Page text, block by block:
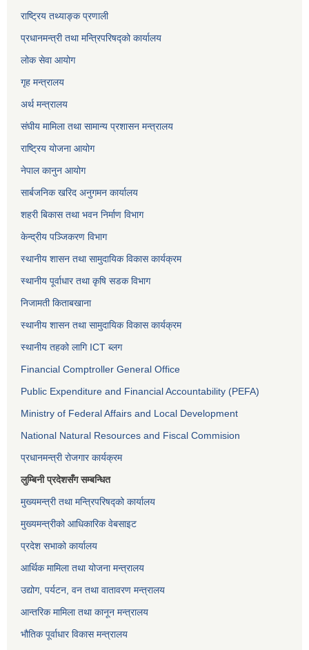
राष्ट्रिय तथ्याङ्क प्रणाली
प्रधानमन्त्री तथा मन्त्रिपरिषद्को कार्यालय
लोक सेवाआयोग
गृह मन्त्रालय
अर्थ मन्त्रालय
संघीय मामिला तथा सामान्य प्रशासन मन्त्रालय
राष्ट्रिय योजना आयोग
नेपाल कानुन आयोग
सार्बजनिक खरिद अनुगमन कार्यालय
शहरी बिकास तथा भवन निर्माण विभाग
केन्द्रीय पञ्जिकरण विभाग
स्थानीय शासन तथा सामुदायिक विकास कार्यक्रम
स्थानीय पूर्वाधार तथा कृषि सडक विभाग
निजामती किताबखाना
स्थानीय शासन तथा सामुदायिक विकास कार्यक्रम
स्थानीय तहको लागि ICT ब्लग
Financial Comptroller General Office
Public Expenditure and Financial Accountability (PEFA)
Ministry of Federal Affairs and Local Development
National Natural Resources and Fiscal Commision
प्रधानमन्त्री रोजगार कार्यक्रम
लुम्बिनी प्रदेशसँग सम्बन्धित
मुख्यमन्त्री तथा मन्त्रिपरिषद्को कार्यालय
मुख्यमन्त्रीको आधिकारिक वेबसाइट
प्रदेश सभाको कार्यालय
आर्थिक मामिला तथा योजना मन्त्रालय
उद्योग, पर्यटन, वन तथा वातावरण मन्त्रालय
आन्तरिक मामिला तथा कानून मन्त्रालय
भौतिक पूर्वाधार विकास मन्त्रालय